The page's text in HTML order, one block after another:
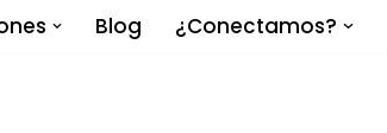
Blog ¿Conectamos?